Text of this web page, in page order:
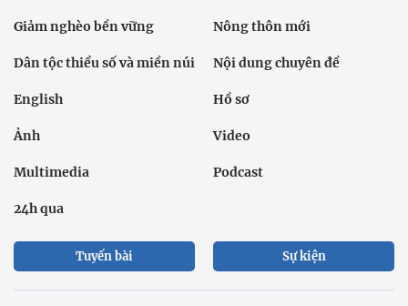
Giảm nghèo bền vững Nông thôn mới
Dân tộc thiểu số và miền núi Nội dung chuyên đề
English Hồ sơ
Ảnh Video
Multimedia Podcast
24h qua
Tuyến bài Sự kiện